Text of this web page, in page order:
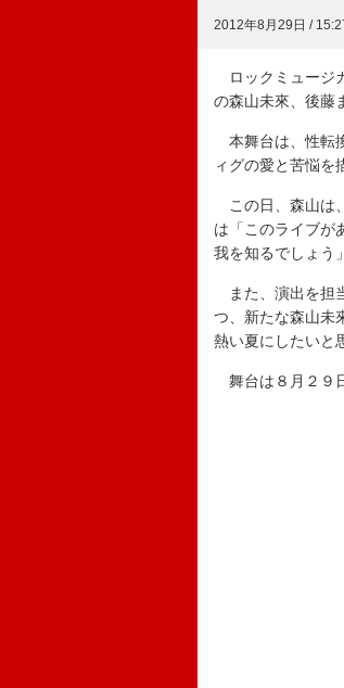
2012年8月29日 /
ロックミュージ
の森山未來、後藤
本舞台は、性転
ィグの愛と苦悩を
この日、森山は
は「このライブが
我を知るでしょう
また、演出を担
つ、新たな森山未
熱い夏にしたいと
舞台は８月２９